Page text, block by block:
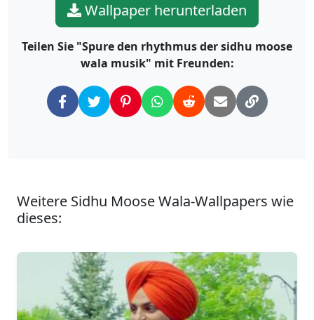
Wallpaper herunterladen
Teilen Sie "Spure den rhythmus der sidhu moose
wala musik" mit Freunden:
Weitere Sidhu Moose Wala-Wallpapers wie
dieses: